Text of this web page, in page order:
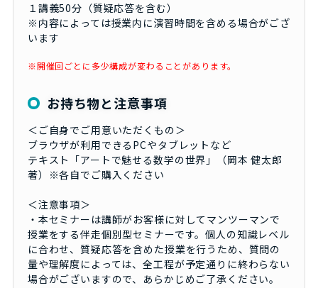
１講義50分（質疑応答を含む）
※内容によっては授業内に演習時間を含める場合がござ
います
※開催回ごとに多少構成が変わることがあります。
お持ち物と注意事項
＜ご自身でご用意いただくもの＞
ブラウザが利用できるPCやタブレットなど
テキスト「アートで魅せる数学の世界」（岡本 健太郎
著）※各自でご購入ください
＜注意事項＞
・本セミナーは講師がお客様に対してマンツーマンで
授業をする伴走個別型セミナーです。個人の知識レベル
に合わせ、質疑応答を含めた授業を行うため、質問の
量や理解度によっては、全工程が予定通りに終わらない
場合がございますので、あらかじめご了承ください。